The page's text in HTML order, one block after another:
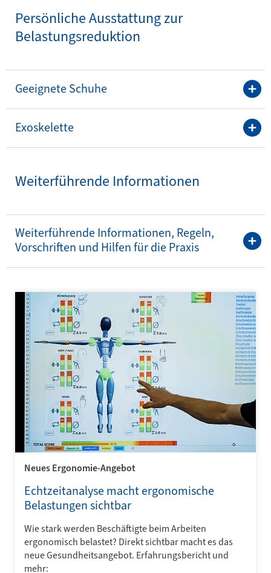
Persönliche Ausstattung zur
Belastungsreduktion
Geeignete Schuhe
Exoskelette
Weiterführende Informationen
Weiterführende Informationen, Regeln,
Vorschriften und Hilfen für die Praxis
Neues Ergonomie-Angebot
Echtzeitanalyse macht ergonomische
Belastungen sichtbar
Wie stark werden Beschäftigte beim Arbeiten
ergonomisch belastet? Direkt sichtbar macht es das
neue Gesundheitsangebot. Erfahrungsbericht und
mehr: